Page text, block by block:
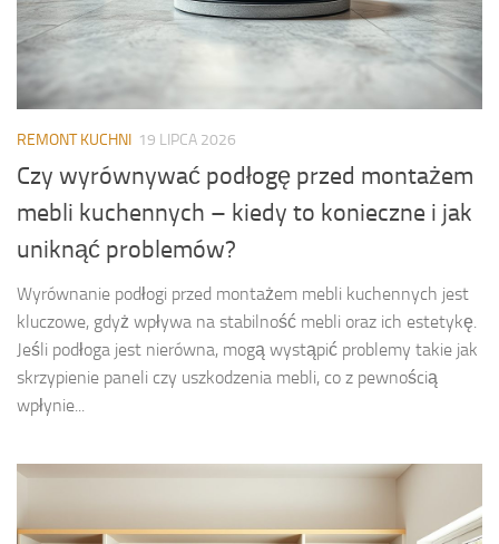
REMONT KUCHNI 19 LIPCA 2026
Czy wyrównywać podłogę przed montażem
mebli kuchennych – kiedy to konieczne i jak
uniknąć problemów?
Wyrównanie podłogi przed montażem mebli kuchennych jest
kluczowe, gdyż wpływa na stabilność mebli oraz ich estetykę.
Jeśli podłoga jest nierówna, mogą wystąpić problemy takie jak
skrzypienie paneli czy uszkodzenia mebli, co z pewnością
wpłynie...